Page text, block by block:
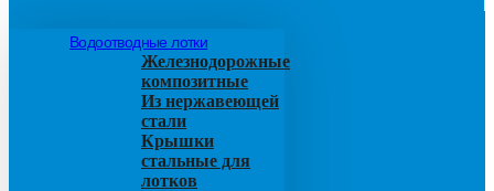
Водоотводные лотки
Железнодорожные
композитные
Из нержавеющей
стали
Крышки
стальные для
лотков